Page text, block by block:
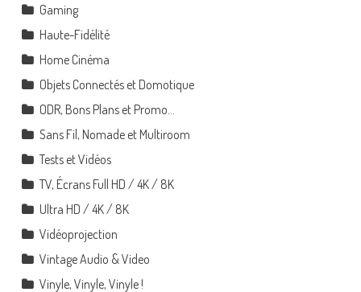
Gaming
Haute-Fidélité
Home Cinéma
Objets Connectés et Domotique
ODR, Bons Plans et Promo…
Sans Fil, Nomade et Multiroom
Tests et Vidéos
TV, Écrans Full HD / 4K / 8K
Ultra HD / 4K / 8K
Vidéoprojection
Vintage Audio & Video
Vinyle, Vinyle, Vinyle !